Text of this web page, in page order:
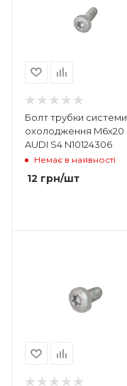
Болт трубки системи
охолодження M6x20
AUDI S4 N10124306
Немає в наявності
12 грн/шт